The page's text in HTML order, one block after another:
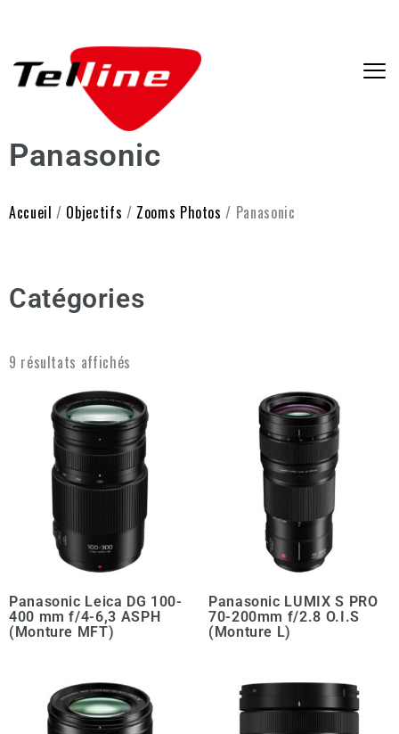
Panasonic
Accueil / Objectifs / Zooms Photos / Panasonic
Catégories
9 résultats affichés
Panasonic Leica DG 100-
400 mm f/4-6,3 ASPH
(Monture MFT)
Panasonic LUMIX S PRO
70-200mm f/2.8 O.I.S
(Monture L)